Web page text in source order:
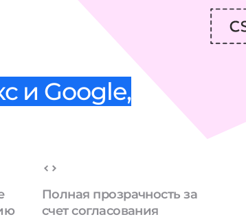
и Google,
Полная прозрачность за
счет согласования